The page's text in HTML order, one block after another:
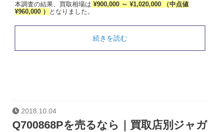
本調査の結果、買取相場は ¥900,000 ～ ¥1,020,000 （中点値
¥960,000 ）
となりました。
続きを読む
2018.10.04
Q700868Pを売るなら｜買取店別ジャガ